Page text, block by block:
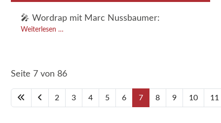
🎤 Wordrap mit Marc Nussbaumer:
Weiterlesen …
Seite 7 von 86
2 3 4 5 6 7 8 9 10 11